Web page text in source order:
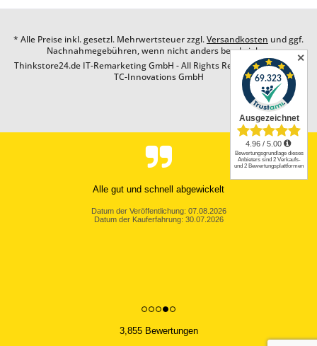
* Alle Preise inkl. gesetzl. Mehrwertsteuer zzgl.Versandkosten und ggf.
Nachnahmegebühren, wenn nicht anders beschrieben
Thinkstore24.de IT-Remarketing GmbH - All Rights Reserved. Design by
TC-Innovations GmbH
Alle gut und schnell abgewickelt
Datum der Veröffentlichung: 07.08.2026
Datum der Kauferfahrung: 30.07.2026
3,855 Bewertungen
✕